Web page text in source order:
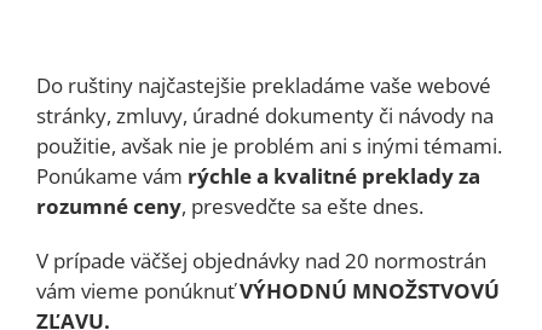
Do ruštiny najčastejšie prekladáme vaše webové
stránky, zmluvy, úradné dokumenty či návody na
použitie, avšak nie je problém ani s inými témami.
Ponúkame vám rýchle a kvalitné preklady za
rozumné ceny, presvedčte sa ešte dnes.
V prípade väčšej objednávky nad 20 normostrán
vám vieme ponúknuťVÝHODNÚ MNOŽSTVOVÚ
ZĽAVU.